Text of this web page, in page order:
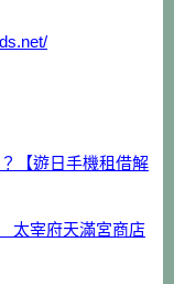
【遊日手機租借解
太宰府天滿宮商店